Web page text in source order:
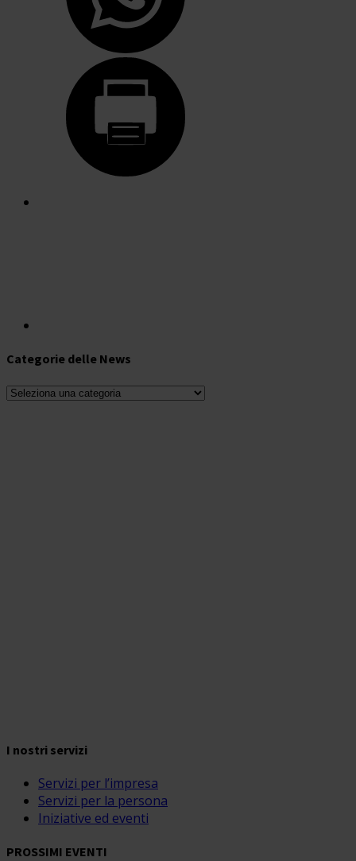
Categorie delle News
Categorie
I nostri servizi
Servizi per l’impresa
Servizi per la persona
Iniziative ed eventi
PROSSIMI EVENTI